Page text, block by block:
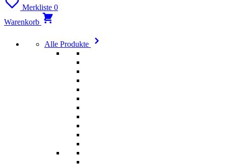
Merkliste 0
Warenkorb
Alle Produkte